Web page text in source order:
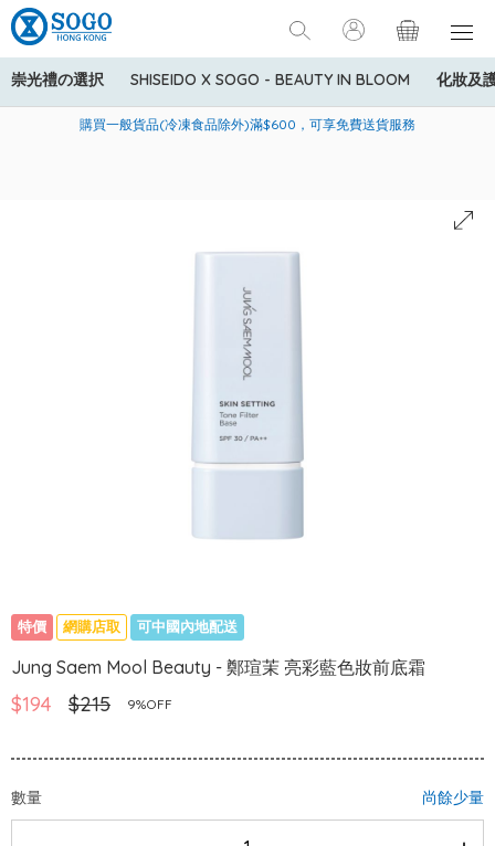
崇光禮の選択 SHISEIDO X SOGO - BEAUTY IN BLOOM 化妝及
美國運通Explorer®信用卡會員購物禮遇：高達5%簽賬回贈！
購買一般貨品(冷凍食品除外)滿$600，可享免費送貨服務
寄送中國內地服務只適用於指定商品，若訂單金額少於HK$600(折
特價 網購店取 可中國內地配送
Jung Saem Mool Beauty - 鄭瑄茉 亮彩藍色妝前底霜
$194 $215 9%OFF
數量 尚餘少量